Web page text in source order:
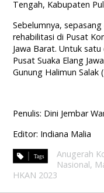
Tengah, Kabupaten
Sebelumnya,
rehabilitasi di Pusat
Jawa Barat. Untuk
Pusat Suaka Elang
Gunung Halimun Salak
Penulis: Dini Jembar
Editor: Indiana Malia
Anugerah
Nasional,
HKAN 2023